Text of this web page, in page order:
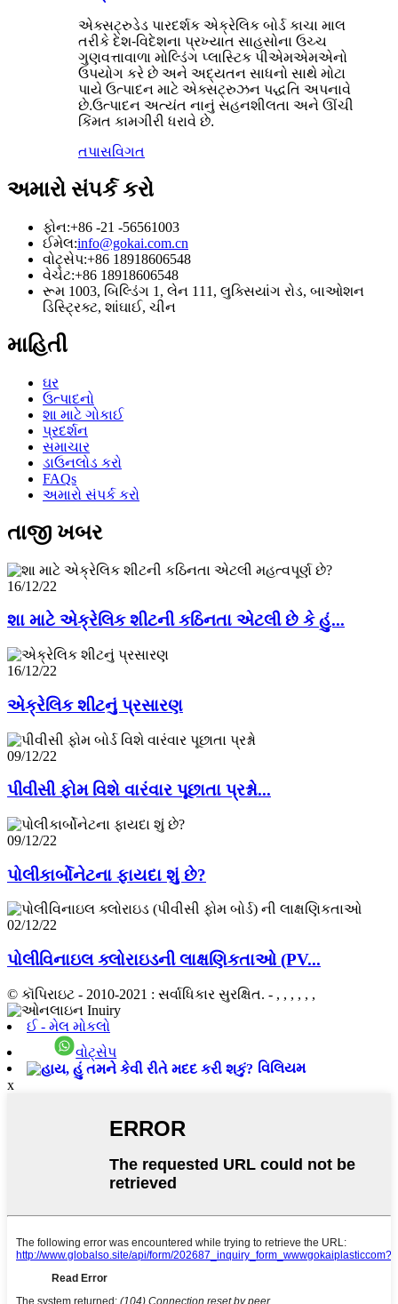
એક્સટ્રુડેડ પારદર્શક એક્રેલિક બોર્ડ કાચા માલ
તરીકે દેશ-વિદેશના પ્રખ્યાત સાહસોના ઉચ્ચ
ગુણવત્તાવાળા મોલ્ડિંગ પ્લાસ્ટિક પીએમએમએનો
ઉપયોગ કરે છે અને અદ્યતન સાધનો સાથે મોટા
પાયે ઉત્પાદન માટે એક્સટ્રુઝન પદ્ધતિ અપનાવે
છે.ઉત્પાદન અત્યંત નાનું સહનશીલતા અને ઊંચી
કિંમત કામગીરી ધરાવે છે.
તપાસવિગત
અમારો સંપર્ક કરો
ફોન:+86 -21 -56561003
ઈમેલ:info@gokai.com.cn
વોટ્સેપ:+86 18918606548
વેચેટ:+86 18918606548
રૂમ 1003, બિલ્ડિંગ 1, લેન 111, લુક્સિયાંગ રોડ, બાઓશન
ડિસ્ટ્રિક્ટ, શાંઘાઈ, ચીન
માહિતી
ઘર
ઉત્પાદનો
શા માટે ગોકાઈ
પ્રદર્શન
સમાચાર
ડાઉનલોડ કરો
FAQs
અમારો સંપર્ક કરો
તાજી ખબર
16/12/22
શા માટે એક્રેલિક શીટની કઠિનતા એટલી છે કે હું...
16/12/22
એક્રેલિક શીટનું પ્રસારણ
09/12/22
પીવીસી ફોમ વિશે વારંવાર પૂછાતા પ્રશ્નો...
09/12/22
પોલીકાર્બોનેટના ફાયદા શું છે?
02/12/22
પોલીવિનાઇલ ક્લોરાઇડની લાક્ષણિકતાઓ (PV...
© કૉપિરાઇટ - 2010-2021 : સર્વાધિકાર સુરક્ષિત. - , , , , , ,
ઈ - મેલ મોકલો
વોટ્સેપ
વિલિયમ
x